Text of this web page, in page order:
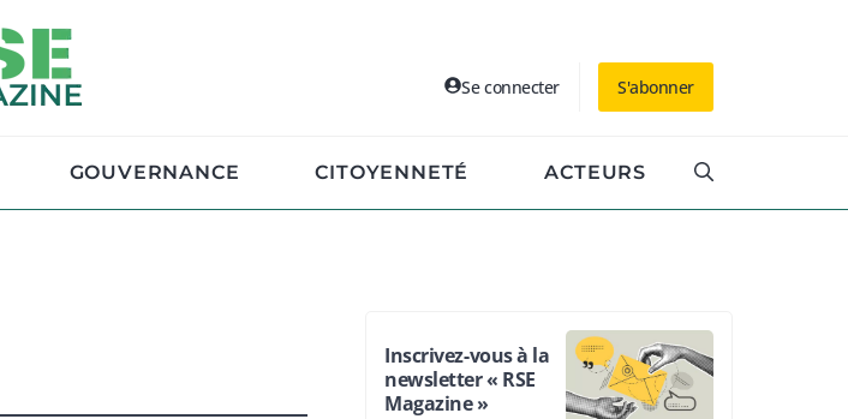
Se connecter S'abonner
GOUVERNANCE CITOYENNETÉ ACTEURS
Inscrivez-vous à la
newsletter « RSE
Magazine »